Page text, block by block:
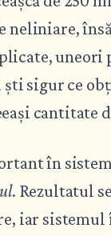
însă,
uneori
ști sigur ce
cantitate
în
. Rezultatul
iar sistemul